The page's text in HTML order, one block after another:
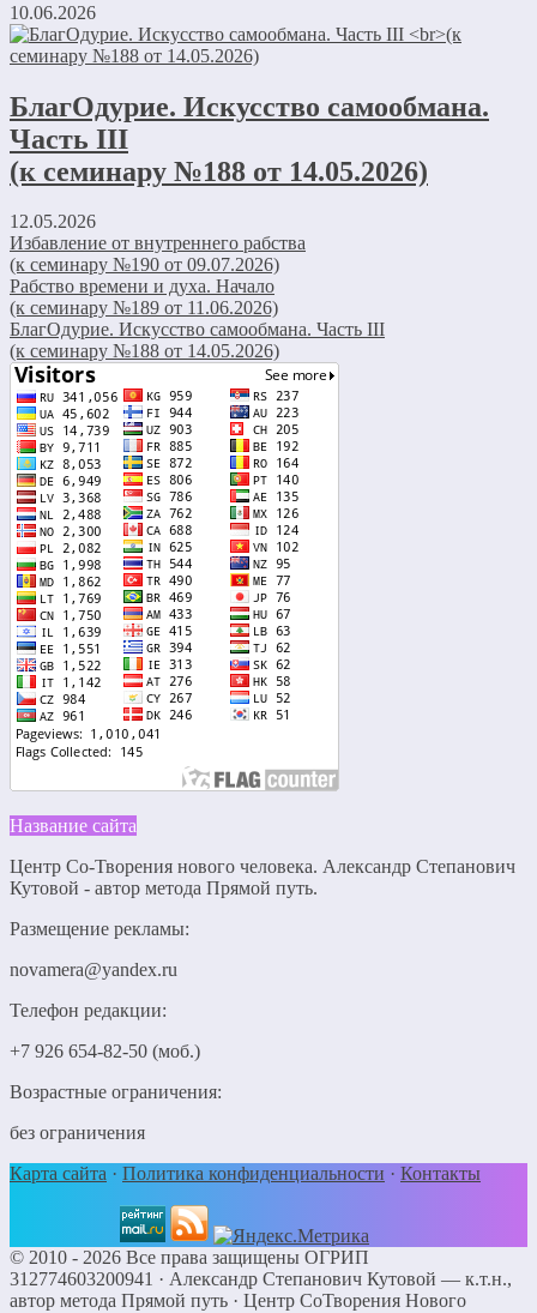
10.06.2026
БлагОдурие. Искусство самообмана.
Часть III
(к семинару №188 от 14.05.2026)
12.05.2026
Избавление от внутреннего рабства
(к семинару №190 от 09.07.2026)
Рабство времени и духа. Начало
(к семинару №189 от 11.06.2026)
БлагОдурие. Искусство самообмана. Часть III
(к семинару №188 от 14.05.2026)
Название сайта
Центр Со-Творения нового человека. Александр Степанович
Кутовой - автор метода Прямой путь.
Размещение рекламы:
novamera@yandex.ru
Телефон редакции:
+7 926 654-82-50 (моб.)
Возрастные ограничения:
без ограничения
Карта сайта · Политика конфиденциальности · Контакты
© 2010 - 2026 Все права защищены ОГРИП
312774603200941 · Александр Степанович Кутовой — к.т.н.,
автор метода Прямой путь · Центр СоТворения Нового